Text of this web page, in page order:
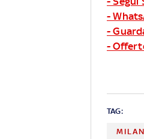
-
-
-
TAG:
MILAN